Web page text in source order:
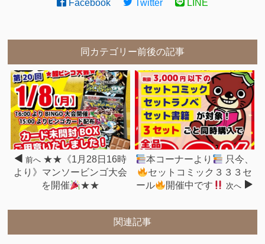
Facebook Twitter LINE
同カテゴリー前後の記事
前へ ★★《1月28日16時
より》マンソービンゴ大会
を開催
★★
本コーナーより
只今、
セットコミック３３３セ
ール
開催中です 次へ
関連記事